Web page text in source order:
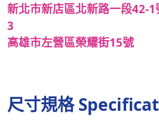
新北市新店區北新路一段
3
高雄市左營區榮耀街
尺寸規格